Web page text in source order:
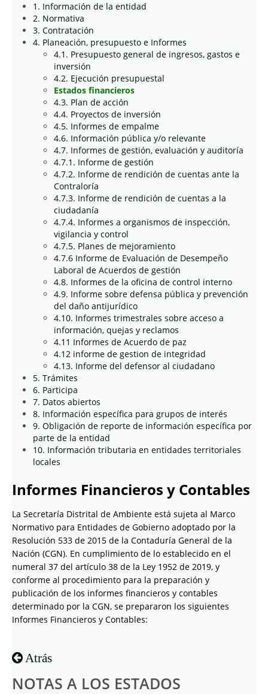
1. Información de la entidad
2. Normativa
3. Contratación
4. Planeación, presupuesto e Informes
4.1. Presupuesto general de ingresos, gastos e
inversión
4.2. Ejecución presupuestal
Estados financieros
4.3. Plan de acción
4.4. Proyectos de inversión
4.5. Informes de empalme
4.6. Información pública y/o relevante
4.7. Informes de gestión, evaluación y auditoría
4.7.1. Informe de gestión
4.7.2. Informe de rendición de cuentas ante la
Contraloría
4.7.3. Informe de rendición de cuentas a la
ciudadanía
4.7.4. Informes a organismos de inspección,
vigilancia y control
4.7.5. Planes de mejoramiento
4.7.6 Informe de Evaluación de Desempeño
Laboral de Acuerdos de gestión
4.8. Informes de la oficina de control interno
4.9. Informe sobre defensa pública y prevención
del daño antijurídico
4.10. Informes trimestrales sobre acceso a
información, quejas y reclamos
4.11 Informes de Acuerdo de paz
4.12 informe de gestion de integridad
4.13. Informe del defensor al ciudadano
5. Trámites
6. Participa
7. Datos abiertos
8. Información específica para grupos de interés
9. Obligación de reporte de información específica por
parte de la entidad
10. Información tributaria en entidades territoriales
locales
Informes Financieros y Contables
La Secretaría Distrital de Ambiente está sujeta al Marco
Normativo para Entidades de Gobierno adoptado por la
Resolución 533 de 2015 de la Contaduría General de la
Nación (CGN). En cumplimiento de lo establecido en el
numeral 37 del artículo 38 de la Ley 1952 de 2019, y
conforme al procedimiento para la preparación y
publicación de los informes financieros y contables
determinado por la CGN, se prepararon los siguientes
Informes Financieros y Contables:
Atrás
NOTAS A LOS ESTADOS